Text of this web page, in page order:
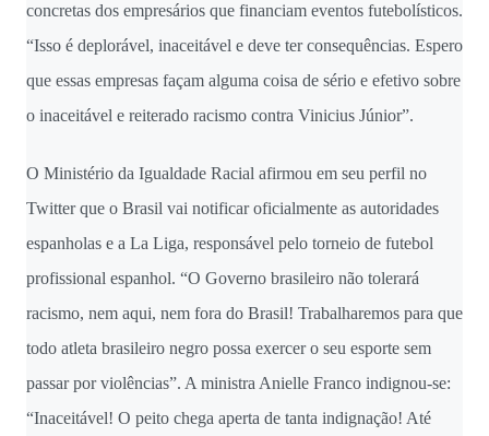
concretas dos empresários que financiam eventos futebolísticos.
“Isso é deplorável, inaceitável e deve ter consequências. Espero
que essas empresas façam alguma coisa de sério e efetivo sobre
o inaceitável e reiterado racismo contra Vinicius Júnior”.
O Ministério da Igualdade Racial afirmou em seu perfil no
Twitter que o Brasil vai notificar oficialmente as autoridades
espanholas e a La Liga, responsável pelo torneio de futebol
profissional espanhol. “O Governo brasileiro não tolerará
racismo, nem aqui, nem fora do Brasil! Trabalharemos para que
todo atleta brasileiro negro possa exercer o seu esporte sem
passar por violências”. A ministra Anielle Franco indignou-se:
“Inaceitável! O peito chega aperta de tanta indignação! Até